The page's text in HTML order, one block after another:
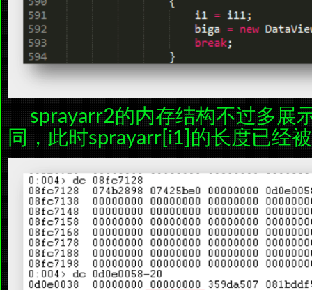
sprayarr2的内存结构不过多展
同，此时sprayarr[i1]的长度已经